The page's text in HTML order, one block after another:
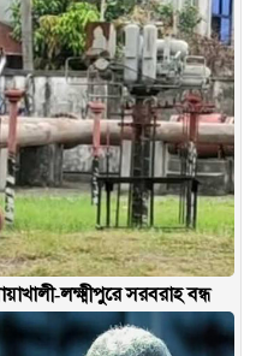
লক্ষ্মীপুরে সরবরাহ বন্ধ